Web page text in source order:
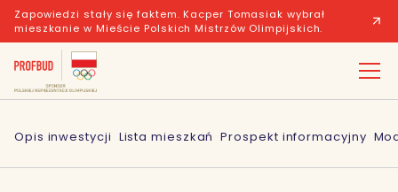
Zapowiedzi stały się faktem. Kacper Tomasiak wybrał
mieszkanie w Mieście Polskich Mistrzów Olimpijskich.
Opis inwestycji Lista mieszkań Prospekt informacyjny